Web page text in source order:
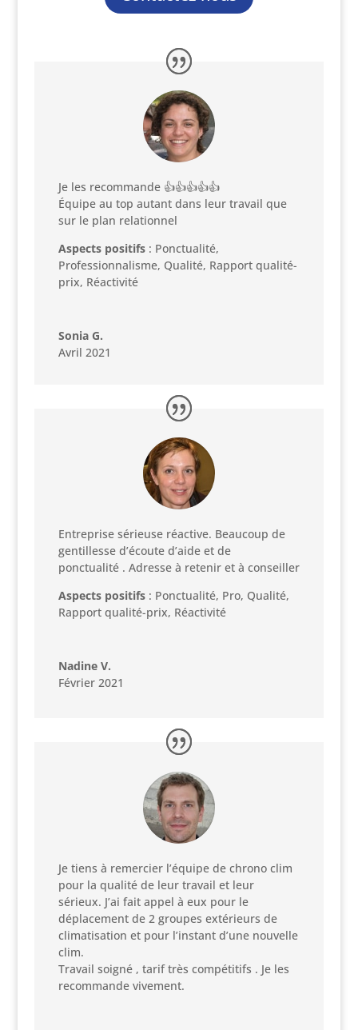
Je les recommande 👍👍👍👍👍
Équipe au top autant dans leur travail que
sur le plan relationnel
Aspects positifs: Ponctualité,
Professionnalisme, Qualité, Rapport qualité-
prix, Réactivité
Sonia G.
Avril 2021
Entreprise sérieuse réactive. Beaucoup de
gentillesse d’écoute d’aide et de
ponctualité . Adresse à retenir et à conseiller
Aspects positifs: Ponctualité, Pro, Qualité,
Rapport qualité-prix, Réactivité
Nadine V.
Février 2021
Je tiens à remercier l’équipe de chrono clim
pour la qualité de leur travail et leur
sérieux. J’ai fait appel à eux pour le
déplacement de 2 groupes extérieurs de
climatisation et pour l’instant d’une nouvelle
clim.
Travail soigné , tarif très compétitifs . Je les
recommande vivement.